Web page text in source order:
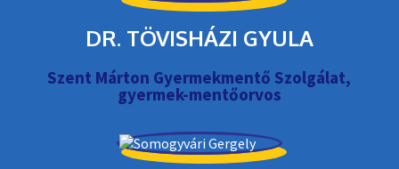
DR. TÖVISHÁZI GYULA
Szent Márton Gyermekmentő Szolgálat,
gyermek-mentőorvos